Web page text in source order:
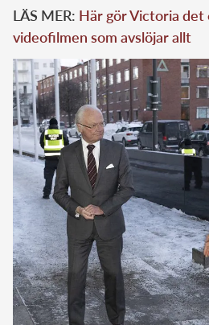
LÄS MER: Här gör Victoria det
videofilmen som avslöjar allt